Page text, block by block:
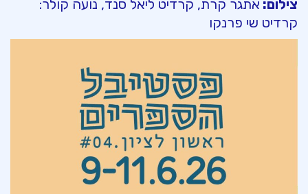
צילום: אתגר קרת, קרדיט ליאל סנד, נועה קולר:
קרדיט שי פרנקו